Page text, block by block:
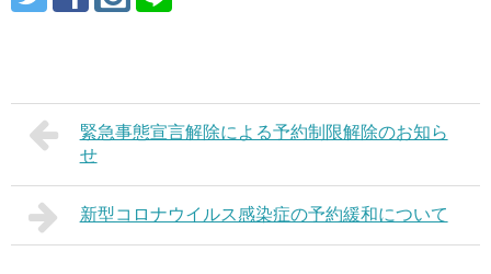
緊急事態宣言解除による予約制限解除のお知ら
せ
新型コロナウイルス感染症の予約緩和について